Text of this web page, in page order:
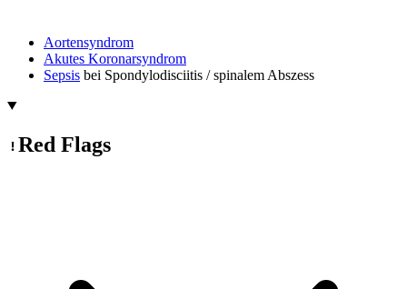
Aortensyndrom
Akutes Koronarsyndrom
Sepsis bei Spondylodisciitis / spinalem Abszess
Red Flags